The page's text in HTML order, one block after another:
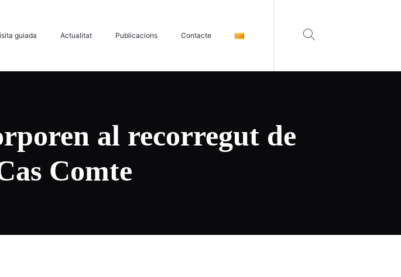
guiada Actualitat Publicacions Contacte
al recorregut de
Comte